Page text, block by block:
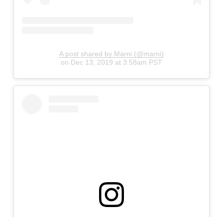
A post shared by Marni (@marni)
on Dec 13, 2019 at 3:58am PST